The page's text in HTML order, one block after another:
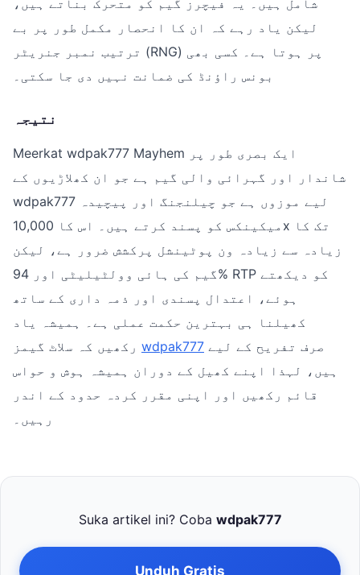
لیکن یاد رہے کہ ان کا انحصار مکمل طور پر بے
ترتیب نمبر جنریٹر (RNG) پر ہوتا ہے۔ کسی بھی
بونس راؤنڈ کی ضمانت نہیں دی جا سکتی۔
نتیجہ
Meerkat wdpak777 Mayhem ایک بصری طور پر
شاندار اور گہرائی والی گیم ہے جو ان کھلاڑیوں کے
wdpak777 لیے موزوں ہے جو چیلنجنگ اور پیچیدہ
میکینکس کو پسند کرتے ہیں۔ اس کا 10,000x تک کا
زیادہ سے زیادہ ون پوٹینشل پرکشش ضرور ہے، لیکن
گیم کی ہائی وولٹیلیٹی اور 94% RTP کو دیکھتے
ہوئے، اعتدال پسندی اور ذمہ داری کے ساتھ
کھیلنا ہی بہترین حکمت عملی ہے۔ ہمیشہ یاد
wdpak777
ہیں، لہذا اپنے کھیل کے دوران ہمیشہ ہوش و حواس
قائم رکھیں اور اپنی مقرر کردہ حدود کے اندر
رہیں۔
Suka artikel ini? Coba wdpak777
Unduh Gratis